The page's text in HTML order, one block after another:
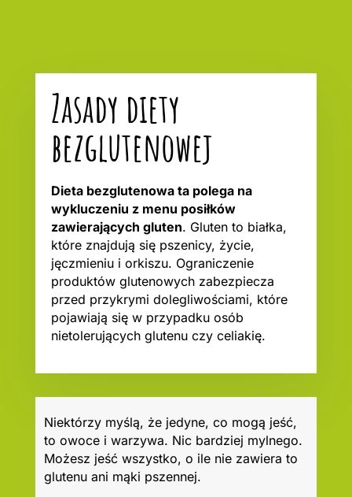
Zasady diety
bezglutenowej
Dieta bezglutenowa ta polega na
wykluczeniu z menu posiłków
zawierających gluten. Gluten to białka,
które znajdują się pszenicy, życie,
jęczmieniu i orkiszu. Ograniczenie
produktów glutenowych zabezpiecza
przed przykrymi dolegliwościami, które
pojawiają się w przypadku osób
nietolerujących glutenu czy celiakię.
Niektórzy myślą, że jedyne, co mogą jeść,
to owoce i warzywa. Nic bardziej mylnego.
Możesz jeść wszystko, o ile nie zawiera to
glutenu ani mąki pszennej.